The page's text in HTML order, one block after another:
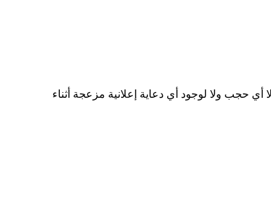
حجب ولا لوجود أي دعاية إعلانية مزعجة أثناء